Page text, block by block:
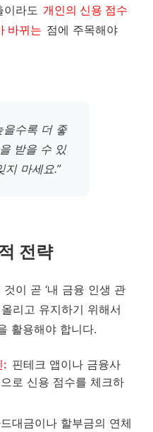
이라도 개인의 신용 점수
바뀌는 점에 주목해야
을수록 더 좋
받을 수 있
지 마세요.”
전략
이 곧 ‘내 금융 인생 관
리고 유지하기 위해서
활용해야 합니다.
: 핀테크 앱이나 금융사
로 신용 점수를 체크하
대금이나 할부금의 연체